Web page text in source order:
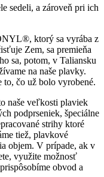
sedeli, a zároveň pri ich
ktorý sa vyrába z
Zem, sa premieňa
sa, potom, v Taliansku
na naše plavky.
to, čo už bolo vyrobené.
naše veľkosti plaviek
podprseniek, špeciálne
strihy ktoré
tiež, plavkové
objem. V prípade, ak v
využite možnosť
obvod a